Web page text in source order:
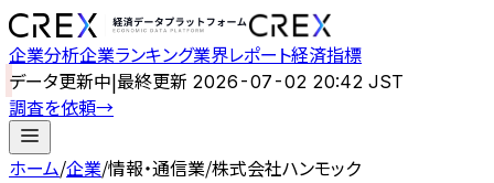
企業分析企業ランキング業界レポート経済指標
データ更新中|最終更新 2026-07-02 20:42 JST
調査を依頼→
ホーム/企業/情報・通信業/株式会社ハンモック